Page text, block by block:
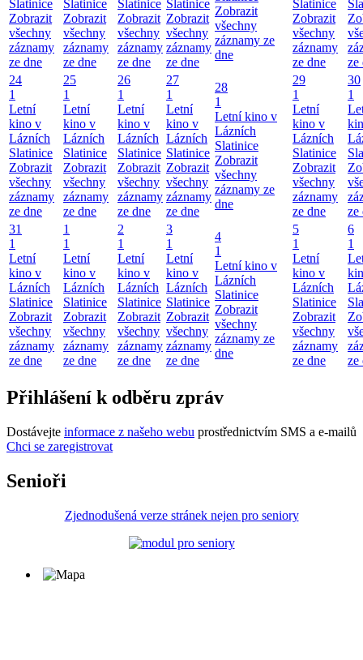
Slatinice
Zobrazit
všechny
záznamy
ze dne
Slatinice
Zobrazit
všechny
záznamy
ze dne
Slatinice
Zobrazit
všechny
záznamy
ze dne
Slatinice
Zobrazit
všechny
záznamy
ze dne
Zobrazit
všechny
záznamy ze
dne
Slatinice
Zobrazit
všechny
záznamy
ze dne
ze
24
1
Letní
kino v
Lázních
Slatinice
Zobrazit
všechny
záznamy
ze dne
25
1
Letní
kino v
Lázních
Slatinice
Zobrazit
všechny
záznamy
ze dne
26
1
Letní
kino v
Lázních
Slatinice
Zobrazit
všechny
záznamy
ze dne
27
1
Letní
kino v
Lázních
Slatinice
Zobrazit
všechny
záznamy
ze dne
28
1
Letní kino v
Lázních
Slatinice
Zobrazit
všechny
záznamy ze
dne
29
1
Letní
kino v
Lázních
Slatinice
Zobrazit
všechny
záznamy
ze dne
30
1
ze
31
1
Letní
kino v
Lázních
Slatinice
Zobrazit
všechny
záznamy
ze dne
1
1
Letní
kino v
Lázních
Slatinice
Zobrazit
všechny
záznamy
ze dne
2
1
Letní
kino v
Lázních
Slatinice
Zobrazit
všechny
záznamy
ze dne
3
1
Letní
kino v
Lázních
Slatinice
Zobrazit
všechny
záznamy
ze dne
4
1
Letní kino v
Lázních
Slatinice
Zobrazit
všechny
záznamy ze
dne
5
1
Letní
kino v
Lázních
Slatinice
Zobrazit
všechny
záznamy
ze dne
6
1
ze
Přihlášení k odběru zpráv
Dostávejte informace z našeho webu prostřednictvím SMS a e-mailů
Chci se zaregistrovat
Senioři
Zjednodušená verze stránek nejen pro seniory